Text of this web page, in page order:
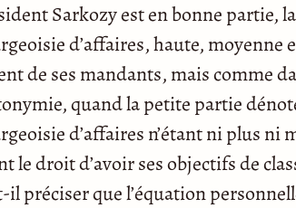
Sarkozy est en bonne partie,
d’affaires, haute, moyenne
de ses mandants, mais comme
quand la petite partie
d’affaires n’étant ni plus ni
le droit d’avoir ses objectifs de
il préciser que l’équation